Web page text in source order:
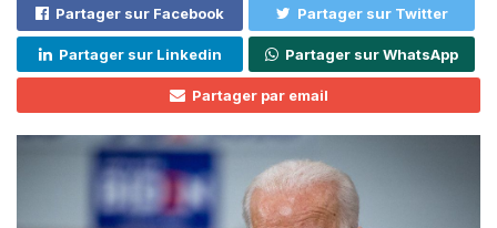
Partager sur Facebook Partager sur Twitter
Partager sur Linkedin Partager sur WhatsApp
Partager par email